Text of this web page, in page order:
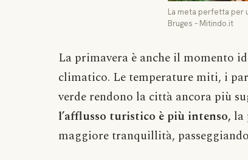
La meta perfetta per
Bruges – Mitindo.it
La primavera è anche il momento
climatico. Le temperature miti, i
verde rendono la città ancora più
l’afflusso turistico è più intenso, la
maggiore tranquillità,